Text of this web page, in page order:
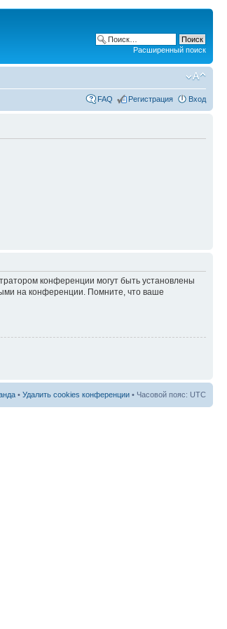
Расширенный поиск
FAQ Регистрация Вход
конференции могут быть установлены
на конференции. Помните, что ваше
• Удалить cookies конференции • Часовой пояс: UTC